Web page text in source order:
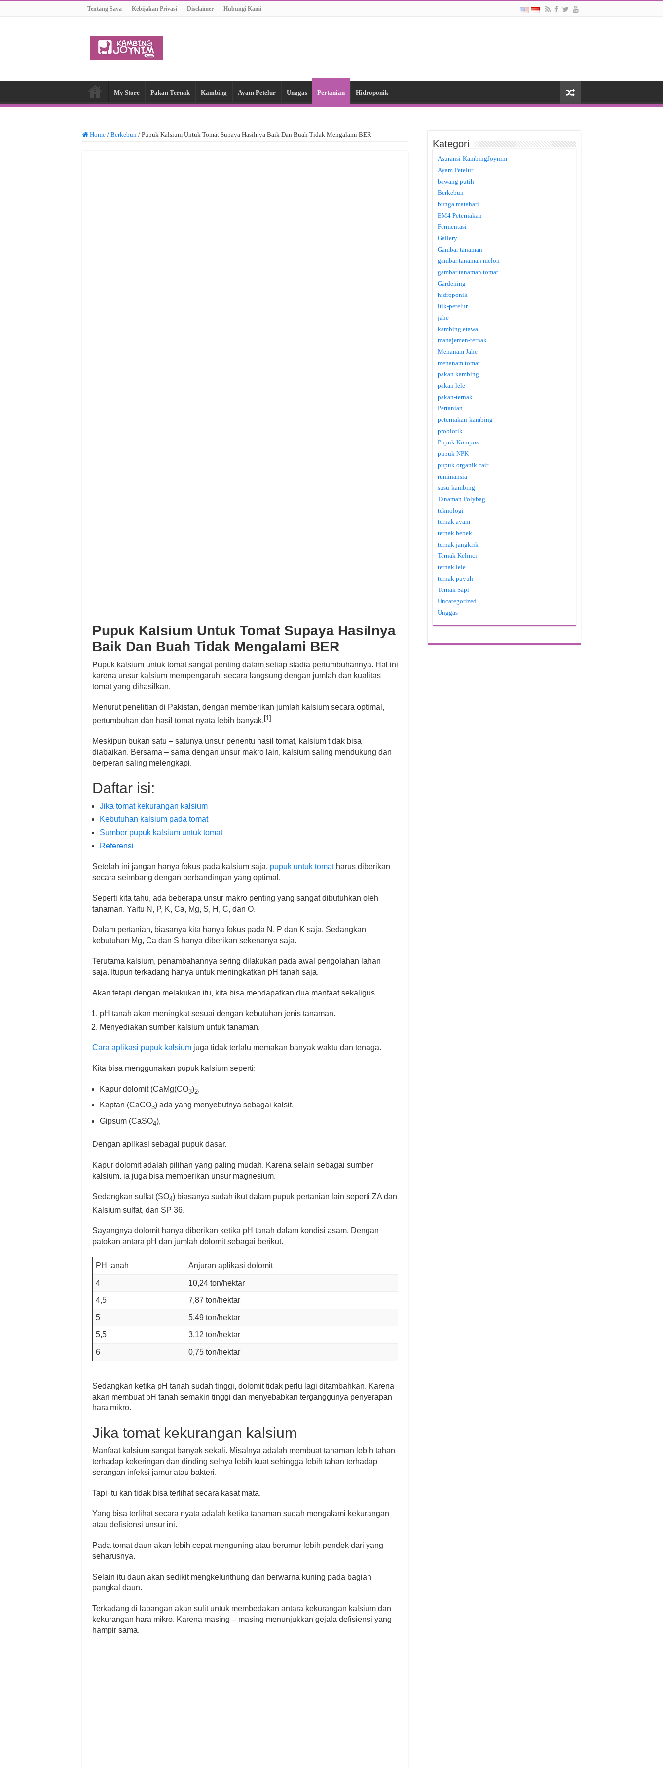
Tentang Saya Kebijakan Privasi Disclaimer Hubungi Kami
My Store Pakan Ternak Kambing Ayam Petelur Unggas Pertanian Hidroponik
Home / Berkebun / Pupuk Kalsium Untuk Tomat Supaya Hasilnya Baik Dan Buah Tidak Mengalami BER
Pupuk Kalsium Untuk Tomat Supaya Hasilnya
Baik Dan Buah Tidak Mengalami BER
Pupuk kalsium untuk tomat sangat penting dalam setiap stadia pertumbuhannya. Hal ini
karena unsur kalsium mempengaruhi secara langsung dengan jumlah dan kualitas
tomat yang dihasilkan.
Menurut penelitian di Pakistan, dengan memberikan jumlah kalsium secara optimal,
pertumbuhan dan hasil tomat nyata lebih banyak. [1]
Meskipun bukan satu – satunya unsur penentu hasil tomat, kalsium tidak bisa
diabaikan. Bersama – sama dengan unsur makro lain, kalsium saling mendukung dan
berperan saling melengkapi.
Daftar isi:
Jika tomat kekurangan kalsium
Kebutuhan kalsium pada tomat
Sumber pupuk kalsium untuk tomat
Referensi
Setelah ini jangan hanya fokus pada kalsium saja, pupuk untuk tomatharus diberikan
secara seimbang dengan perbandingan yang optimal.
Seperti kita tahu, ada beberapa unsur makro penting yang sangat dibutuhkan oleh
tanaman. Yaitu N, P, K, Ca, Mg, S, H, C, dan O.
Dalam pertanian, biasanya kita hanya fokus pada N, P dan K saja. Sedangkan
kebutuhan Mg, Ca dan S hanya diberikan sekenanya saja.
Terutama kalsium, penambahannya sering dilakukan pada awal pengolahan lahan
saja. Itupun terkadang hanya untuk meningkatkan pH tanah saja.
Akan tetapi dengan melakukan itu, kita bisa mendapatkan dua manfaat sekaligus.
pH tanah akan meningkat sesuai dengan kebutuhan jenis tanaman.
Menyediakan sumber kalsium untuk tanaman.
Cara aplikasi pupuk kalsium juga tidak terlalu memakan banyak waktu dan tenaga.
Kita bisa menggunakan pupuk kalsium seperti:
Kapur dolomit (CaMg(CO3)2,
Kaptan (CaCO3) ada yang menyebutnya sebagai kalsit,
Gipsum (CaSO4),
Dengan aplikasi sebagai pupuk dasar.
Kapur dolomit adalah pilihan yang paling mudah. Karena selain sebagai sumber
kalsium, ia juga bisa memberikan unsur magnesium.
Sedangkan sulfat (SO4) biasanya sudah ikut dalam pupuk pertanian lain seperti ZA dan
Kalsium sulfat, dan SP 36.
Sayangnya dolomit hanya diberikan ketika pH tanah dalam kondisi asam. Dengan
patokan antara pH dan jumlah dolomit sebagai berikut.
PH tanah Anjuran aplikasi dolomit
4 10,24 ton/hektar
4,5 7,87 ton/hektar
5 5,49 ton/hektar
5,5 3,12 ton/hektar
6 0,75 ton/hektar
Sedangkan ketika pH tanah sudah tinggi, dolomit tidak perlu lagi ditambahkan. Karena
akan membuat pH tanah semakin tinggi dan menyebabkan terganggunya penyerapan
hara mikro.
Jika tomat kekurangan kalsium
Manfaat kalsium sangat banyak sekali. Misalnya adalah membuat tanaman lebih tahan
terhadap kekeringan dan dinding selnya lebih kuat sehingga lebih tahan terhadap
serangan infeksi jamur atau bakteri.
Tapi itu kan tidak bisa terlihat secara kasat mata.
Yang bisa terlihat secara nyata adalah ketika tanaman sudah mengalami kekurangan
atau defisiensi unsur ini.
Pada tomat daun akan lebih cepat menguning atau berumur lebih pendek dari yang
seharusnya.
Selain itu daun akan sedikit mengkelunthung dan berwarna kuning pada bagian
pangkal daun.
Terkadang di lapangan akan sulit untuk membedakan antara kekurangan kalsium dan
kekurangan hara mikro. Karena masing – masing menunjukkan gejala defisiensi yang
hampir sama.
Kategori
Asuransi-KambingJoynim
Ayam Petelur
bawang putih
Berkebun
bunga matahari
EM4 Peternakan
Fermentasi
Gallery
Gambar tanaman
gambar tanaman melon
gambar tanaman tomat
Gardening
hidroponik
itik-petelur
jahe
kambing etawa
manajemen-ternak
Menanam Jahe
menanam tomat
pakan kambing
pakan lele
pakan-ternak
Pertanian
peternakan-kambing
probiotik
Pupuk Kompos
pupuk NPK
pupuk organik cair
ruminansia
susu-kambing
Tanaman Polybag
teknologi
ternak ayam
ternak bebek
ternak jangkrik
Ternak Kelinci
ternak lele
ternak puyuh
Ternak Sapi
Uncategorized
Unggas